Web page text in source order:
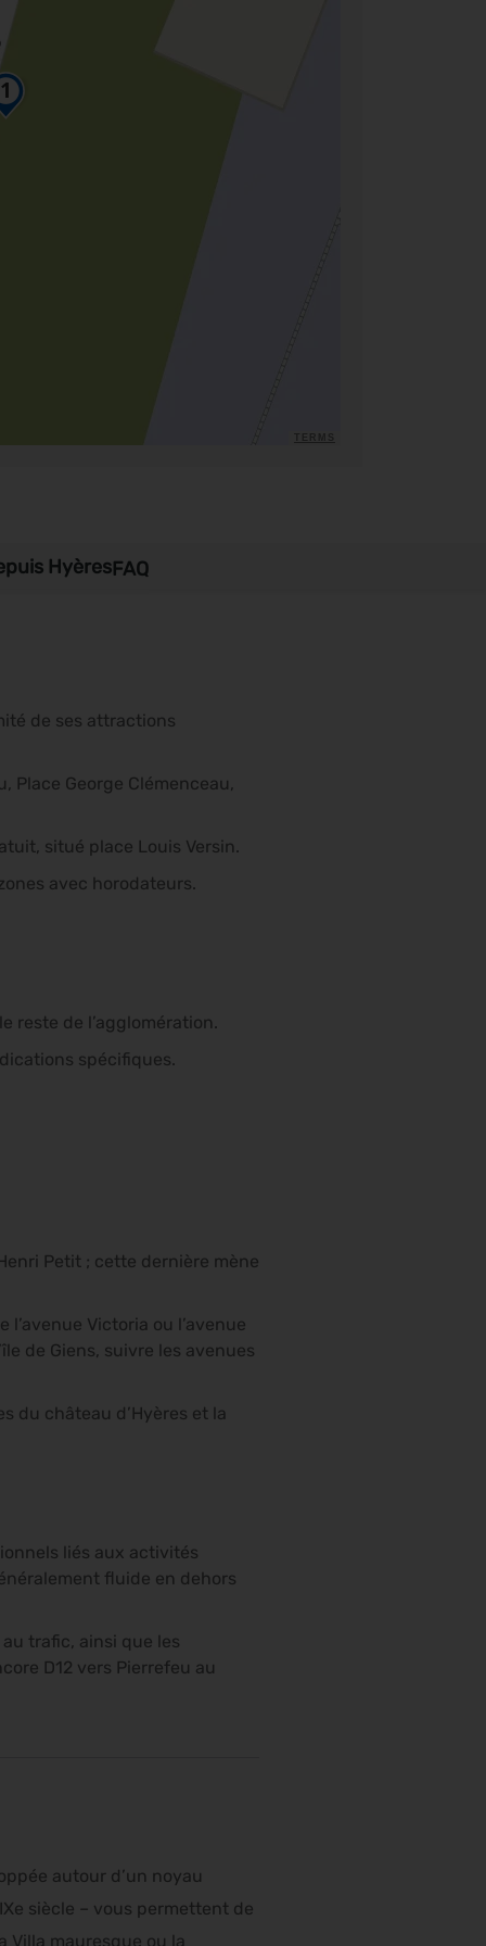
HyèresFAQ
de ses attractions
Place George Clémenceau,
situé place Louis Versin.
avec horodateurs.
reste de l’agglomération.
spécifiques.
Petit ; cette dernière mène
Victoria ou l’avenue
de Giens, suivre les avenues
du château d’Hyères et la
liés aux activités
fluide en dehors
trafic, ainsi que les
D12 vers Pierrefeu au
autour d’un noyau
siècle – vous permettent de
Villa mauresque ou la